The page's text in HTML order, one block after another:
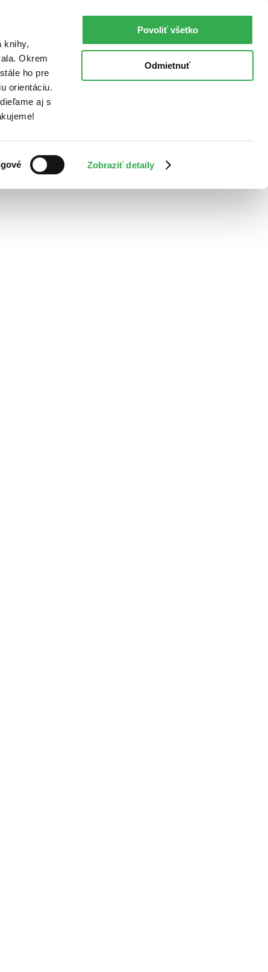
knihy,
Okrem
ho pre
orientáciu.
aj s
Zobraziť detaily
Povoliť všetko
Odmietnuť